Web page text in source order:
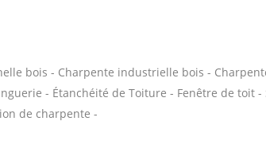
bois - Charpente industrielle bois -
- Étanchéité de Toiture - Fenêtre de toit -
de charpente -